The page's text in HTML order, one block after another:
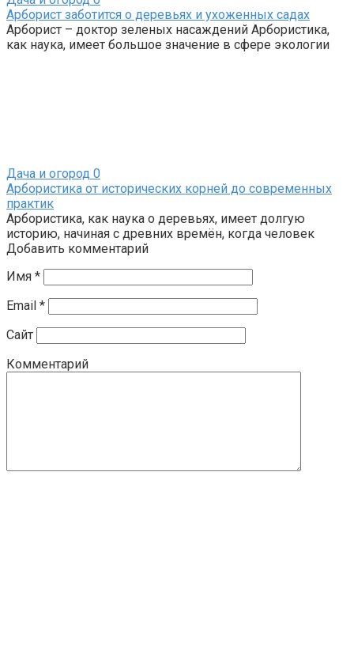
Арборист заботится о деревьях и ухоженных садах
Арборист – доктор зеленых насаждений Арбористика,
как наука, имеет большое значение в сфере экологии
Дача и огород 0
Арбористика от исторических корней до современных
практик
Арбористика, как наука о деревьях, имеет долгую
историю, начиная с древних времён, когда человек
Добавить комментарий
Имя *
Email *
Сайт
Комментарий